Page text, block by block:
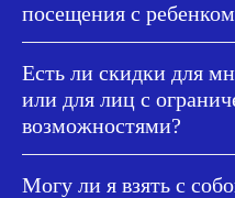
посещения с
Есть ли скидки для
или для лиц с
возможностями?
Могу ли я взять с